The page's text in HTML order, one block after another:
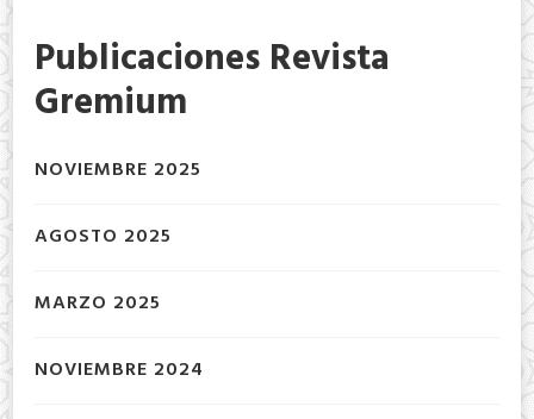
Publicaciones Revista
Gremium
NOVIEMBRE 2025
AGOSTO 2025
MARZO 2025
NOVIEMBRE 2024